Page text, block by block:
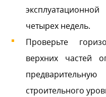
четырех недель.
Проверьте
верхних частей
строительного